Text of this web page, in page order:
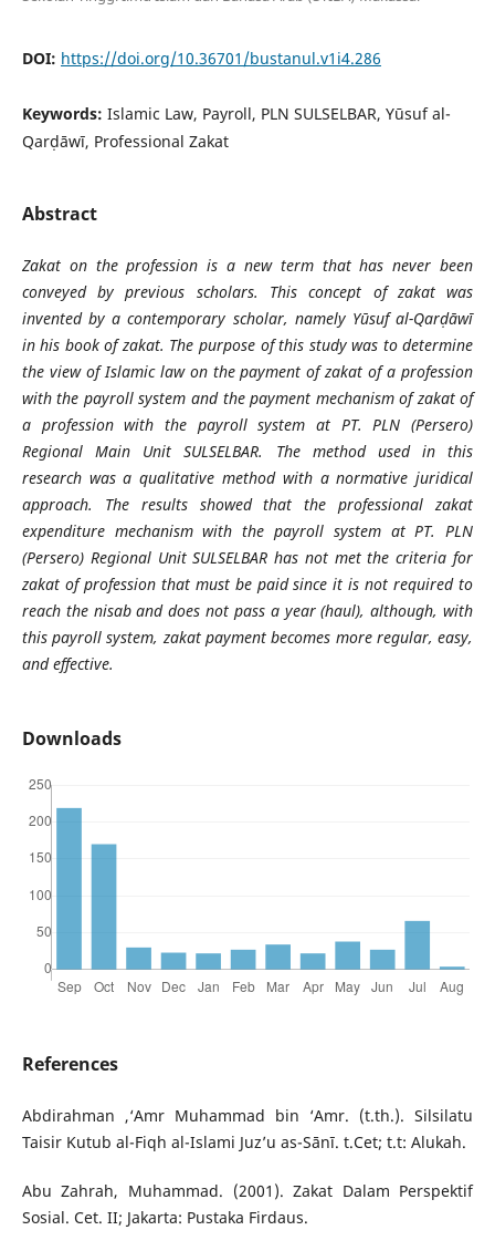
DOI: https://doi.org/10.36701/bustanul.v1i4.286
Keywords: Islamic Law, Payroll, PLN SULSELBAR, Yūsuf al-
Qarḍāwī, Professional Zakat
Abstract
Zakat on the profession is a new term that has never been
conveyed by previous scholars. This concept of zakat was
invented by a contemporary scholar, namely Yūsuf al-Qarḍāwī
in his book of zakat. The purpose of this study was to determine
the view of Islamic law on the payment of zakat of a profession
with the payroll system and the payment mechanism of zakat of
a profession with the payroll system at PT. PLN (Persero)
Regional Main Unit SULSELBAR. The method used in this
research was a qualitative method with a normative juridical
approach. The results showed that the professional zakat
expenditure mechanism with the payroll system at PT. PLN
(Persero) Regional Unit SULSELBAR has not met the criteria for
zakat of profession that must be paid since it is not required to
reach the nisab and does not pass a year (haul), although, with
this payroll system, zakat payment becomes more regular, easy,
and effective.
Downloads
References
Abdirahman ,‘Amr Muhammad bin ‘Amr. (t.th.). Silsilatu
Taisir Kutub al-Fiqh al-Islami Juz’u as-Sānī. t.Cet; t.t: Alukah.
Abu Zahrah, Muhammad. (2001). Zakat Dalam Perspektif
Sosial. Cet. II; Jakarta: Pustaka Firdaus.